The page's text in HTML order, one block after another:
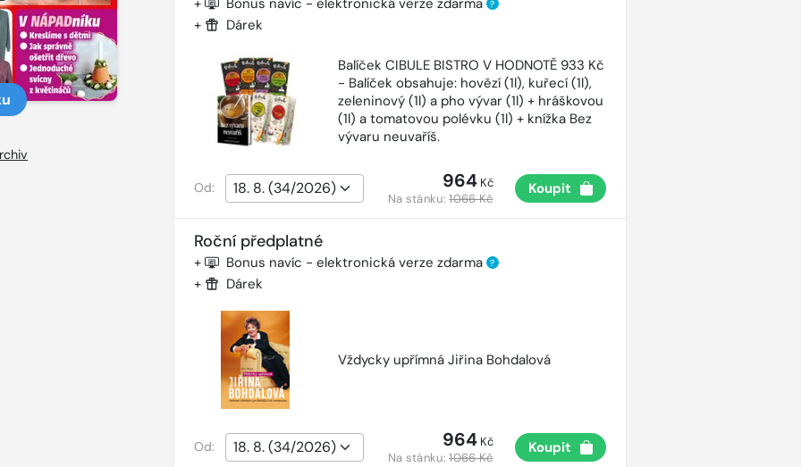
+ Bonus navíc - elektronická verze zdarma ?
+ Dárek
Balíček CIBULE BISTRO V HODNOTĚ 933 Kč
- Balíček obsahuje: hovězí (1l), kuřecí (1l),
zeleninový (1l) a pho vývar (1l) + hráškovou
(1l) a tomatovou polévku (1l) + knížka Bez
vývaru neuvaříš.
Od: 964Kč
Na stánku:1066 Kč
Koupit
Roční předplatné
+ Bonus navíc - elektronická verze zdarma ?
+ Dárek
Vždycky upřímná Jiřina Bohdalová
Od: 964Kč
Na stánku:1066 Kč
Koupit